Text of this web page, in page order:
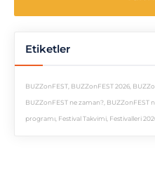
Etiketler
BUZZonFEST, BUZZonFEST 2026,
BUZZonFEST ne zaman?, BUZZonFEST
programı, Festival Takvimi, Festivalleri